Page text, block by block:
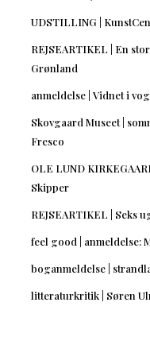
UDSTILLING |
REJSEARTIKEL | En
Grønland
anmeldelse | Vidnet i
Skovgaard Museet |
Fresco
OLE LUND
Skipper
REJSEARTIKEL | Seks
feel good | anmeldelse:
boganmeldelse |
litteraturkritik | Søren